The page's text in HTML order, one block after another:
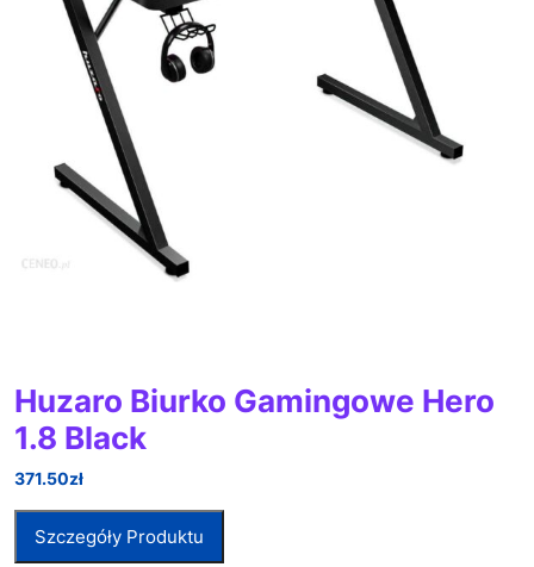
Huzaro Biurko Gamingowe Hero
1.8 Black
371.50zł
Szczegóły Produktu